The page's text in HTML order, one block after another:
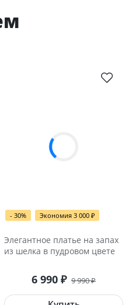
- 30% Экономия 3 000 ₽
Элегантное платье на запах
из шелка в пудровом цвете
6 990 ₽ 9 990₽